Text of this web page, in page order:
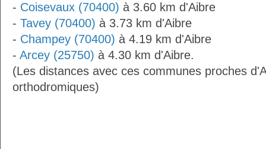
- Coisevaux (70400) à 3.60 km d'Aibre
- Tavey (70400) à 3.73 km d'Aibre
- Champey (70400) à 4.19 km d'Aibre
- Arcey (25750) à 4.30 km d'Aibre.
(Les distances avec ces communes proches
orthodromiques)